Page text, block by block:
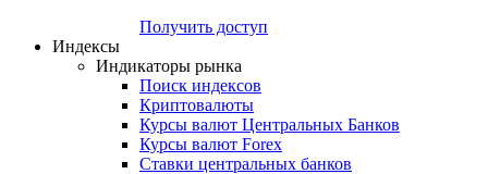
Получить доступ
Индексы
Индикаторы рынка
Поиск индексов
Криптовалюты
Курсы валют Центральных Банков
Курсы валют Forex
Ставки центральных банков